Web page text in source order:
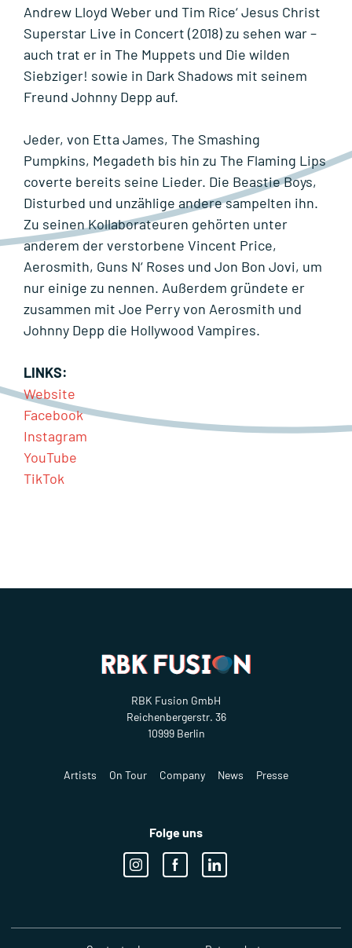
Andrew Lloyd Weber und Tim Rice‘ Jesus Christ
Superstar Live in Concert (2018) zu sehen war –
auch trat er in The Muppets und Die wilden
Siebziger! sowie in Dark Shadows mit seinem
Freund Johnny Depp auf.
Jeder, von Etta James, The Smashing
Pumpkins, Megadeth bis hin zu The Flaming Lips
coverte bereits seine Lieder. Die Beastie Boys,
Disturbed und unzählige andere sampelten ihn.
Zu seinen Kollaborateuren gehörten unter
anderem der verstorbene Vincent Price,
Aerosmith, Guns N‘ Roses und Jon Bon Jovi, um
nur einige zu nennen. Außerdem gründete er
zusammen mit Joe Perry von Aerosmith und
Johnny Depp die Hollywood Vampires.
LINKS:
Website
Facebook
Instagram
YouTube
TikTok
RBK Fusion GmbH
Reichenbergerstr. 36
10999 Berlin
Artists On Tour Company News Presse
Folge uns